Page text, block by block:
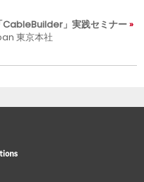
CableBuilder」実践セミナー
東京本社